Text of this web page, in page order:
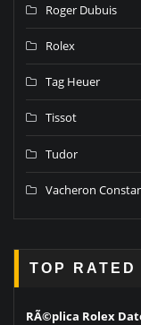
Roger Dubuis
Rolex
Tag Heuer
Tissot
Tudor
Vacheron
TOP RATED
RÃ©plica Rolex